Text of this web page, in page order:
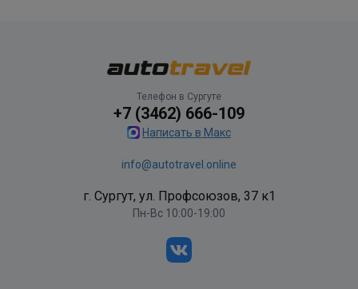
Телефон в Сургуте
+7 (3462) 666-109
Написать в Макс
info@autotravel.online
г. Сургут, ул. Профсоюзов, 37 к1
Пн-Вс 10:00-19:00